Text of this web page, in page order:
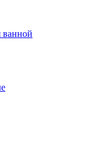
ванной